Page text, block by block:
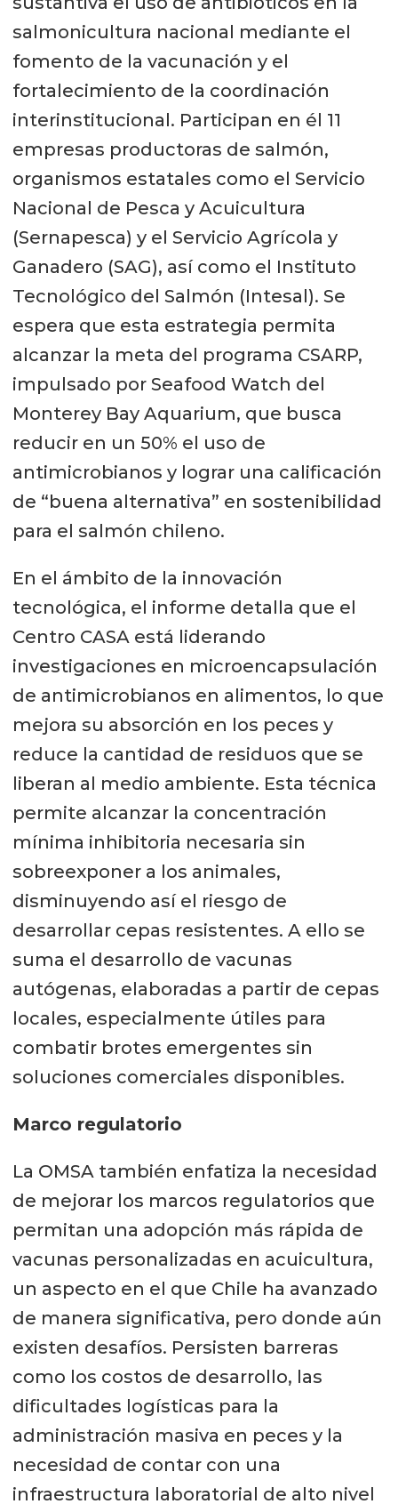
salmonicultura nacional mediante el
fomento de la vacunación y el
fortalecimiento de la coordinación
interinstitucional. Participan en él 11
empresas productoras de salmón,
organismos estatales como el Servicio
Nacional de Pesca y Acuicultura
(Sernapesca) y el Servicio Agrícola y
Ganadero (SAG), así como el Instituto
Tecnológico del Salmón (Intesal). Se
espera que esta estrategia permita
alcanzar la meta del programa CSARP,
impulsado por Seafood Watch del
Monterey Bay Aquarium, que busca
reducir en un 50% el uso de
antimicrobianos y lograr una calificación
de “buena alternativa” en sostenibilidad
para el salmón chileno.
En el ámbito de la innovación
tecnológica, el informe detalla que el
Centro CASA está liderando
investigaciones en microencapsulación
de antimicrobianos en alimentos, lo que
mejora su absorción en los peces y
reduce la cantidad de residuos que se
liberan al medio ambiente. Esta técnica
permite alcanzar la concentración
mínima inhibitoria necesaria sin
sobreexponer a los animales,
disminuyendo así el riesgo de
desarrollar cepas resistentes. A ello se
suma el desarrollo de vacunas
autógenas, elaboradas a partir de cepas
locales, especialmente útiles para
combatir brotes emergentes sin
soluciones comerciales disponibles.
Marco regulatorio
La OMSA también enfatiza la necesidad
de mejorar los marcos regulatorios que
permitan una adopción más rápida de
vacunas personalizadas en acuicultura,
un aspecto en el que Chile ha avanzado
de manera significativa, pero donde aún
existen desafíos. Persisten barreras
como los costos de desarrollo, las
dificultades logísticas para la
administración masiva en peces y la
necesidad de contar con una
infraestructura laboratorial de alto nivel